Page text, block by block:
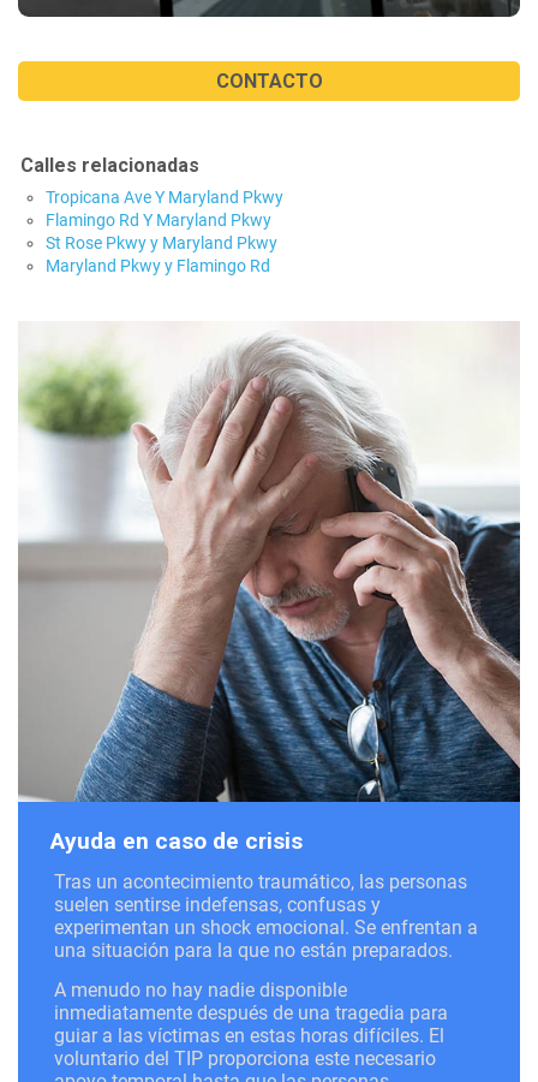
CONTACTO
Calles relacionadas
Tropicana Ave Y Maryland Pkwy
Flamingo Rd Y Maryland Pkwy
St Rose Pkwy y Maryland Pkwy
Maryland Pkwy y Flamingo Rd
Ayuda en caso de crisis
Tras un acontecimiento traumático, las personas
suelen sentirse indefensas, confusas y
experimentan un shock emocional. Se enfrentan a
una situación para la que no están preparados.
A menudo no hay nadie disponible
inmediatamente después de una tragedia para
guiar a las víctimas en estas horas difíciles. El
voluntario del TIP proporciona este necesario